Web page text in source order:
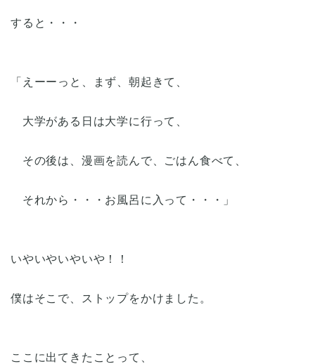
すると・・・
「えーーっと、まず、朝起きて、
大学がある日は大学に行って、
その後は、漫画を読んで、ごはん食べて、
それから・・・お風呂に入って・・・」
いやいやいやいや！！
僕はそこで、ストップをかけました。
ここに出てきたことって、